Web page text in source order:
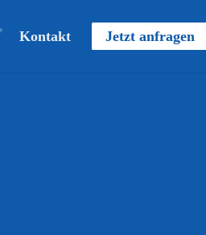
Kontakt Jetzt anfragen